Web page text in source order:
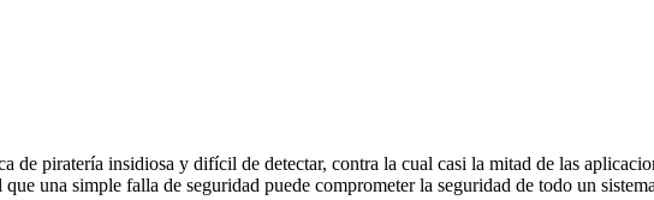
de piratería insidiosa y difícil de detectar, contra la cual casi la mitad de las
una simple falla de seguridad puede comprometer la seguridad de todo un